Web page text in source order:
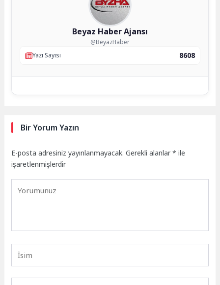
Beyaz Haber Ajansı
@BeyazHaber
Yazı Sayısı
8608
Bir Yorum Yazın
E-posta adresiniz yayınlanmayacak. Gerekli alanlar* ile
işaretlenmişlerdir